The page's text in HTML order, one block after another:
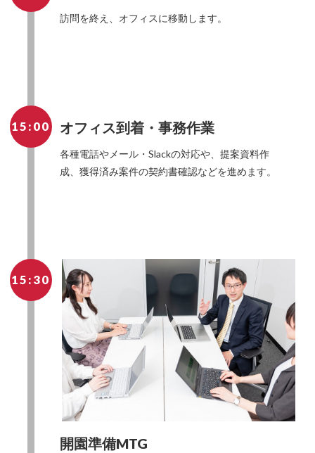
訪問を終え、オフィスに移動します。
オフィス到着・事務作業
各種電話やメール・Slackの対応や、提案資料作
成、獲得済み案件の契約書確認などを進めます。
15:00
15:30
開園準備MTG